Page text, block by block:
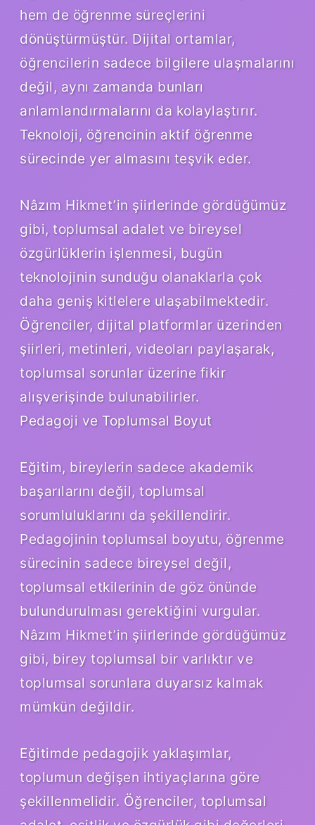
hem de öğrenme süreçlerini
dönüştürmüştür. Dijital ortamlar,
öğrencilerin sadece bilgilere ulaşmalarını
değil, aynı zamanda bunları
anlamlandırmalarını da kolaylaştırır.
Teknoloji, öğrencinin aktif öğrenme
sürecinde yer almasını teşvik eder.
Nâzım Hikmet’in şiirlerinde gördüğümüz
gibi, toplumsal adalet ve bireysel
özgürlüklerin işlenmesi, bugün
teknolojinin sunduğu olanaklarla çok
daha geniş kitlelere ulaşabilmektedir.
Öğrenciler, dijital platformlar üzerinden
şiirleri, metinleri, videoları paylaşarak,
toplumsal sorunlar üzerine fikir
alışverişinde bulunabilirler.
Pedagoji ve Toplumsal Boyut
Eğitim, bireylerin sadece akademik
başarılarını değil, toplumsal
sorumluluklarını da şekillendirir.
Pedagojinin toplumsal boyutu, öğrenme
sürecinin sadece bireysel değil,
toplumsal etkilerinin de göz önünde
bulundurulması gerektiğini vurgular.
Nâzım Hikmet’in şiirlerinde gördüğümüz
gibi, birey toplumsal bir varlıktır ve
toplumsal sorunlara duyarsız kalmak
mümkün değildir.
Eğitimde pedagojik yaklaşımlar,
toplumun değişen ihtiyaçlarına göre
şekillenmelidir. Öğrenciler, toplumsal